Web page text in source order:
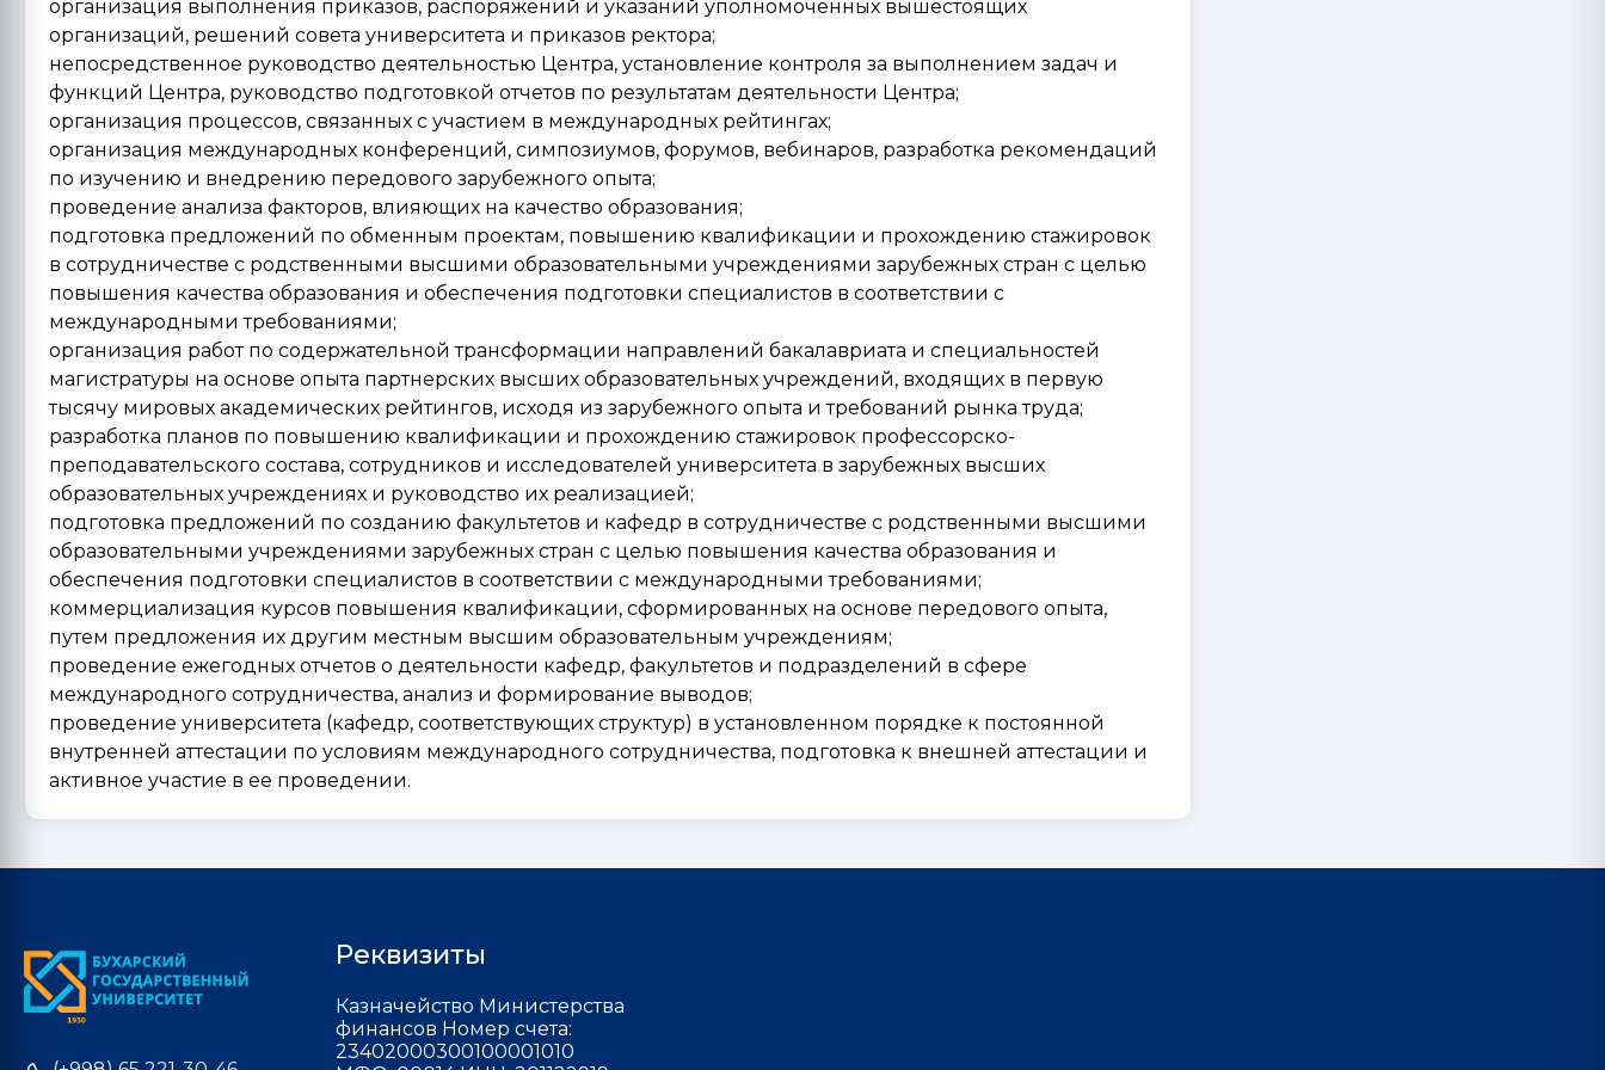
организация выполнения приказов, распоряжений и указаний уполномоченных вышестоящих
организаций, решений совета университета и приказов ректора;
непосредственное руководство деятельностью Центра, установление контроля за выполнением задач и
функций Центра, руководство подготовкой отчетов по результатам деятельности Центра;
организация процессов, связанных с участием в международных рейтингах;
организация международных конференций, симпозиумов, форумов, вебинаров, разработка рекомендаций
по изучению и внедрению передового зарубежного опыта;
проведение анализа факторов, влияющих на качество образования;
подготовка предложений по обменным проектам, повышению квалификации и прохождению стажировок
в сотрудничестве с родственными высшими образовательными учреждениями зарубежных стран с целью
повышения качества образования и обеспечения подготовки специалистов в соответствии с
международными требованиями;
организация работ по содержательной трансформации направлений бакалавриата и специальностей
магистратуры на основе опыта партнерских высших образовательных учреждений, входящих в первую
тысячу мировых академических рейтингов, исходя из зарубежного опыта и требований рынка труда;
разработка планов по повышению квалификации и прохождению стажировок профессорско-
преподавательского состава, сотрудников и исследователей университета в зарубежных высших
образовательных учреждениях и руководство их реализацией;
подготовка предложений по созданию факультетов и кафедр в сотрудничестве с родственными высшими
образовательными учреждениями зарубежных стран с целью повышения качества образования и
обеспечения подготовки специалистов в соответствии с международными требованиями;
коммерциализация курсов повышения квалификации, сформированных на основе передового опыта,
путем предложения их другим местным высшим образовательным учреждениям;
проведение ежегодных отчетов о деятельности кафедр, факультетов и подразделений в сфере
международного сотрудничества, анализ и формирование выводов;
проведение университета (кафедр, соответствующих структур) в установленном порядке к постоянной
внутренней аттестации по условиям международного сотрудничества, подготовка к внешней аттестации и
активное участие в ее проведении.
Реквизиты
Казначейство Министерства
финансов Номер счета:
23402000300100001010